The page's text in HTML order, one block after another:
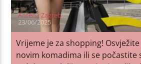
Antena Zagreb
23/06/2025
Vrijeme je za shopping!
novim komadima ili se počastite